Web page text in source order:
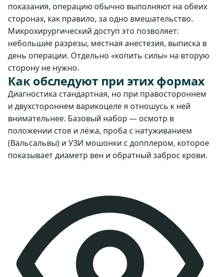
показания, операцию обычно выполняют на обеих
сторонах, как правило, за одно вмешательство.
Микрохирургический доступ это позволяет:
небольшие разрезы, местная анестезия, выписка в
день операции. Отдельно «копить силы» на вторую
сторону не нужно.
Как обследуют при этих формах
Диагностика стандартная, но при правостороннем
и двухстороннем варикоцеле я отношусь к ней
внимательнее. Базовый набор — осмотр в
положении стоя и лёжа, проба с натуживанием
(Вальсальвы) и УЗИ мошонки с допплером, которое
показывает диаметр вен и обратный заброс крови.